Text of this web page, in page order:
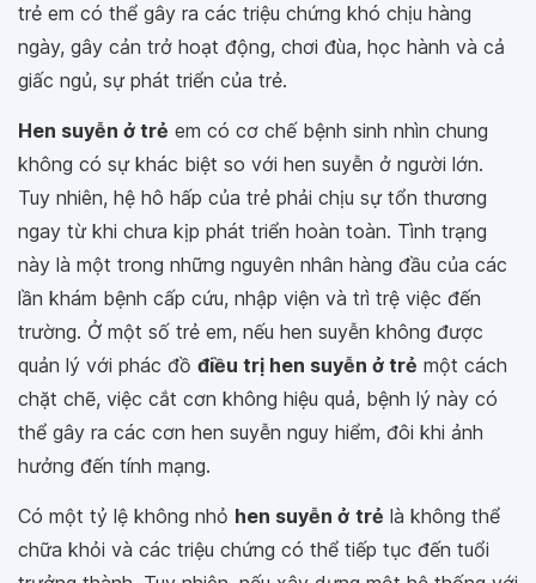
trẻ em có thể gây ra các triệu chứng khó chịu hàng
ngày, gây cản trở hoạt động, chơi đùa, học hành và cả
giấc ngủ, sự phát triển của trẻ.
Hen suyễn ở trẻ em có cơ chế bệnh sinh nhìn chung
không có sự khác biệt so với hen suyễn ở người lớn.
Tuy nhiên, hệ hô hấp của trẻ phải chịu sự tổn thương
ngay từ khi chưa kịp phát triển hoàn toàn. Tình trạng
này là một trong những nguyên nhân hàng đầu của các
lần khám bệnh cấp cứu, nhập viện và trì trệ việc đến
trường. Ở một số trẻ em, nếu hen suyễn không được
quản lý với phác đồ điều trị hen suyễn ở trẻ một cách
chặt chẽ, việc cắt cơn không hiệu quả, bệnh lý này có
thể gây ra các cơn hen suyễn nguy hiểm, đôi khi ảnh
hưởng đến tính mạng.
Có một tỷ lệ không nhỏ hen suyễn ở trẻ là không thể
chữa khỏi và các triệu chứng có thể tiếp tục đến tuổi